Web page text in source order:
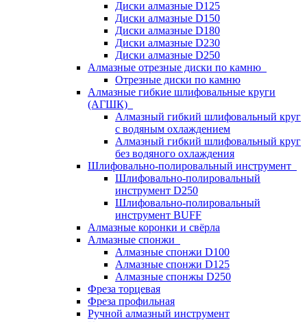
Диски алмазные D125
Диски алмазные D150
Диски алмазные D180
Диски алмазные D230
Диски алмазные D250
Алмазные отрезные диски по камню
Отрезные диски по камню
Алмазные гибкие шлифовальные круги
(АГШК)
Алмазный гибкий шлифовальный круг
с водяным охлаждением
Алмазный гибкий шлифовальный круг
без водяного охлаждения
Шлифовально-полировальный инструмент
Шлифовально-полировальный
инструмент D250
Шлифовально-полировальный
инструмент BUFF
Алмазные коронки и свёрла
Алмазные спонжи
Алмазные спонжи D100
Алмазные спонжи D125
Алмазные спонжы D250
Фреза торцевая
Фреза профильная
Ручной алмазный инструмент